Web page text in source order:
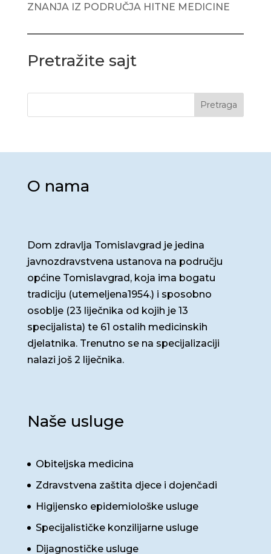
ZNANJA IZ PODRUČJA HITNE MEDICINE
Pretražite sajt
Pretraga
O nama
Dom zdravlja Tomislavgrad je jedina
javnozdravstvena ustanova na području
općine Tomislavgrad, koja ima bogatu
tradiciju (utemeljena1954.) i sposobno
osoblje (23 liječnika od kojih je 13
specijalista) te 61 ostalih medicinskih
djelatnika. Trenutno se na specijalizaciji
nalazi još 2 liječnika.
Naše usluge
Obiteljska medicina
Zdravstvena zaštita djece i dojenčadi
Higijensko epidemiološke usluge
Specijalističke konzilijarne usluge
Dijagnostičke usluge